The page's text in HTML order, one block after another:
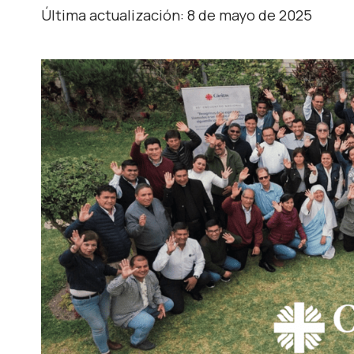
Última actualización: 8 de mayo de 2025